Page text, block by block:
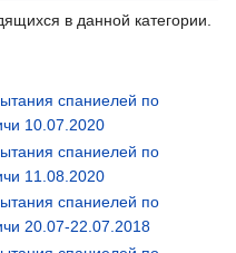
в данной категории.
спаниелей по
10.07.2020
спаниелей по
11.08.2020
спаниелей по
20.07-22.07.2018